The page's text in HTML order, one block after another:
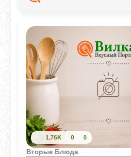
1,76K 0 0
Вторые Блюда